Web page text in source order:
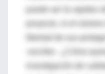
puede ser la rapidez
libertad de sus
investigación de